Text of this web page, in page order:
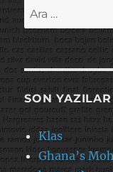
Ara:
SON YAZILAR
Klas
Ghana’s